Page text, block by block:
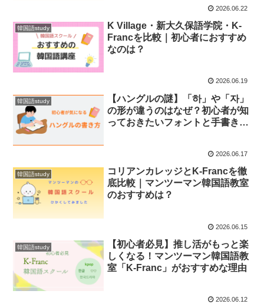
2026.06.22
韓国語study
K Village・新大久保語学院・K-
Francを比較｜初心者におすすめ
なのは？
2026.06.19
韓国語study
【ハングルの謎】「하」や「자」
の形が違うのはなぜ？初心者が知
っておきたいフォントと手書きの
2026.06.17
韓国語study
コリアンカレッジとK-Francを徹
底比較｜マンツーマン韓国語教室
のおすすめは？
2026.06.15
韓国語study
【初心者必見】推し活がもっと楽
しくなる！マンツーマン韓国語教
室「K-Franc」がおすすめな理由
2026.06.12